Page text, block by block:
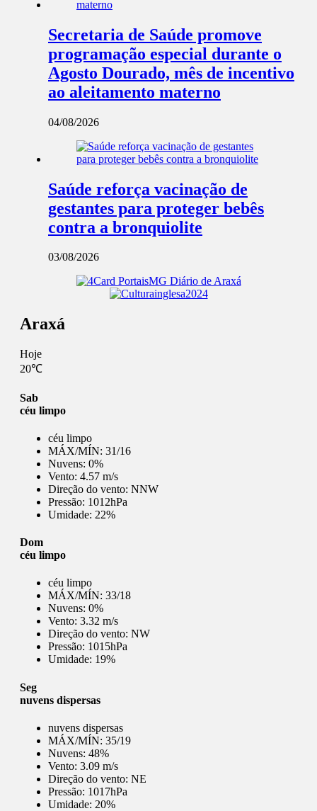
Secretaria de Saúde promove
programação especial durante o
Agosto Dourado, mês de incentivo
ao aleitamento materno
04/08/2026
Saúde reforça vacinação de
gestantes para proteger bebês
contra a bronquiolite
03/08/2026
Araxá
Hoje
20℃
Sab
céu limpo
céu limpo
MÁX/MÍN: 31/16
Nuvens: 0%
Vento: 4.57 m/s
Direção do vento: NNW
Pressão: 1012hPa
Umidade: 22%
Dom
céu limpo
céu limpo
MÁX/MÍN: 33/18
Nuvens: 0%
Vento: 3.32 m/s
Direção do vento: NW
Pressão: 1015hPa
Umidade: 19%
Seg
nuvens dispersas
nuvens dispersas
MÁX/MÍN: 35/19
Nuvens: 48%
Vento: 3.09 m/s
Direção do vento: NE
Pressão: 1017hPa
Umidade: 20%